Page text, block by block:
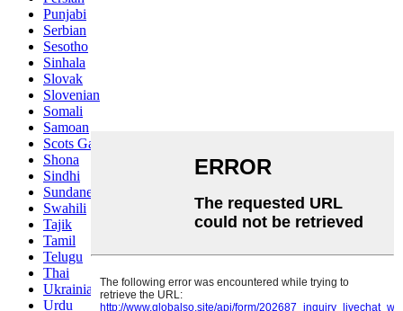
Punjabi
Serbian
Sesotho
Sinhala
Slovak
Slovenian
Somali
Samoan
Scots Gaelic
Shona
Sindhi
Sundanese
Swahili
Tajik
Tamil
Telugu
Thai
Ukrainian
Urdu